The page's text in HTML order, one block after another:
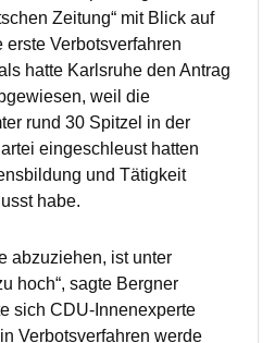
Zeitung“ mit Blick auf
Verbotsverfahren
hatte Karlsruhe den Antrag
weil die
rund 30 Spitzel in der
eingeschleust hatten
und Tätigkeit
habe.
abzuziehen, ist unter
hoch“, sagte Bergner
sich CDU-Innenexperte
Verbotsverfahren werde